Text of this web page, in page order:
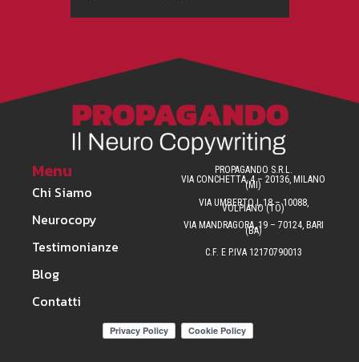
Menu
Chi Siamo
Neurocopy
Testimonianze
Blog
Contatti
PROPAGANDO S.R.L.
VIA CONCHETTA, 4 – 20136, MILANO
(MI)
VIA UMBERTO I, 18 – 10088,
VOLPIANO (TO)
VIA MANDRAGORA, 19 – 70124, BARI
(BA)
C.F. E P.IVA 12170790013